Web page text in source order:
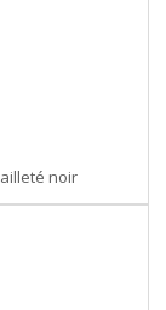
noir